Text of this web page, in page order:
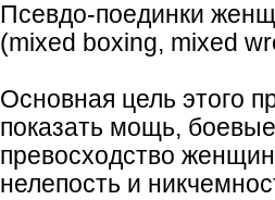
Псевдо-поединки
(mixed boxing, mixed
Основная цель этого
показать мощь,
превосходство
нелепость и